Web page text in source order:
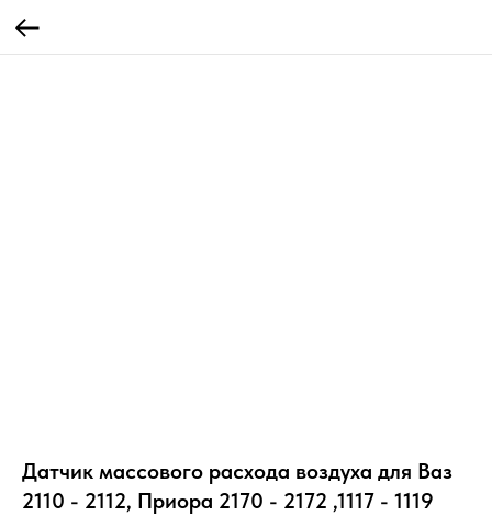
Датчик массового расхода воздуха для Ваз
2110 - 2112, Приора 2170 - 2172 ,1117 - 1119